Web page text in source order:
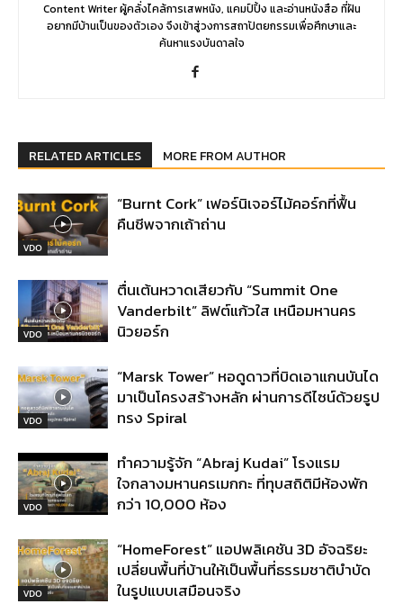
Content Writer ผู้คลั่งไคล้การเสพหนัง, แคมป์ปิ้ง และอ่านหนังสือ ที่ฝัน
อยากมีบ้านเป็นของตัวเอง จึงเข้าสู่วงการสถาปัตยกรรมเพื่อศึกษาและ
ค้นหาแรงบันดาลใจ
RELATED ARTICLES MORE FROM AUTHOR
VDO
“Burnt Cork” เฟอร์นิเจอร์ไม้คอร์กที่ฟื้น
คืนชีพจากเถ้าถ่าน
VDO
ตื่นเต้นหวาดเสียวกับ “Summit One
Vanderbilt” ลิฟต์แก้วใส เหนือมหานคร
นิวยอร์ก
VDO
“Marsk Tower” หอดูดาวที่บิดเอาแกนบันได
มาเป็นโครงสร้างหลัก ผ่านการดีไซน์ด้วยรูป
ทรง Spiral
VDO
ทำความรู้จัก “Abraj Kudai” โรงแรม
ใจกลางมหานครเมกกะ ที่ทุบสถิติมีห้องพัก
กว่า 10,000 ห้อง
VDO
“HomeForest” แอปพลิเคชัน 3D อัจฉริยะ
เปลี่ยนพื้นที่บ้านให้เป็นพื้นที่ธรรมชาติบำบัด
ในรูปแบบเสมือนจริง